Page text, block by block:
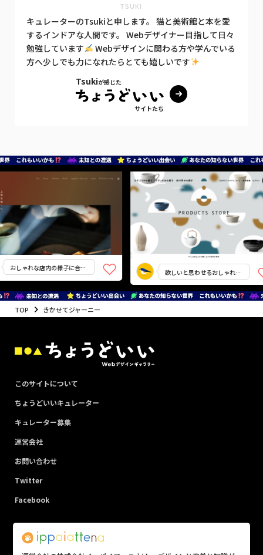
TSUKI
キュレーターのTsukiと申します。 猫と美術館と本を愛
するインドアな人間です。 Webデザイナー目指して日々
勉強しています
Webデザインに関わる方や学んでいる
方へ少しでも力になれたらとても嬉しいです
Tsukiが感じた
サイトたち
おしゃれな店内の様子に合わ
せた色や文字をチョイス
欲しいと思わせるおしゃれ
さ！
TOP きかせてジャーニー
このサイトについて
ちょうどいいキュレーター
キュレーター募集
運営会社
お問い合わせ
Twitter
Facebook